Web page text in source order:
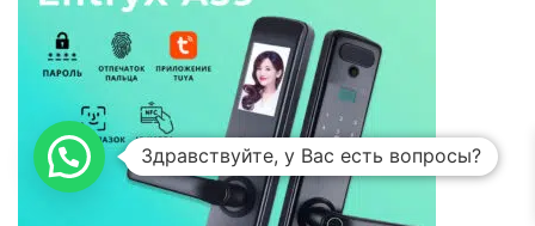
Здравствуйте, у Вас есть вопросы?